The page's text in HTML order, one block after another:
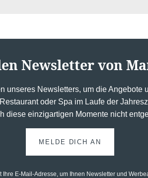
Newsletter von
unseres Newsletters, um die Angebote
oder Spa im Laufe der
diese einzigartigen Momente nicht
MELDE DICH AN
Ihre E-Mail-Adresse, um Ihnen Newsletter und